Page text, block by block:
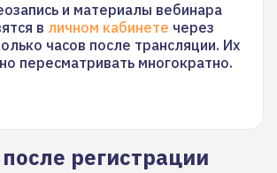
и материалы вебинара
в личном кабинете через
часов после трансляции. Их
пересматривать многократно.
регистрации